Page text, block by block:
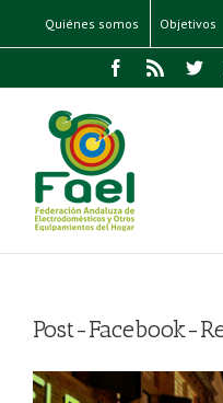
Quiénes somos Objetivos
Post-Facebook-